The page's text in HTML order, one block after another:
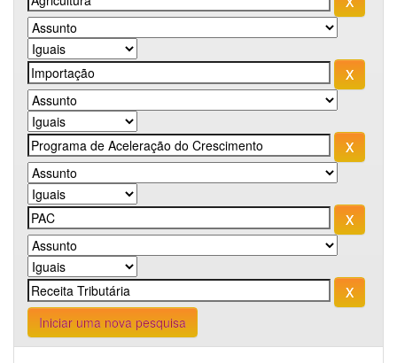
Iniciar uma nova pesquisa